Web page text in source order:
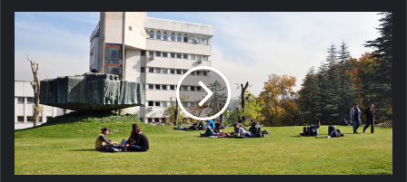
ODTÜ,
merkezli
THE'nın
itibar
sıralamasına
giren
tek
Türk